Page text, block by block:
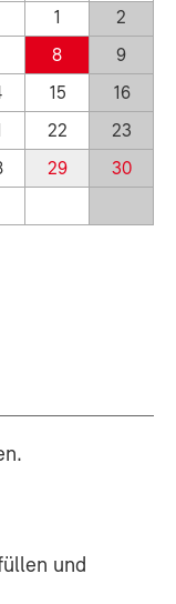
1
2
8
9
15
16
22
23
29
30
und